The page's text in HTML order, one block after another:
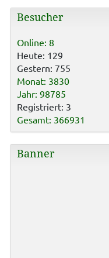
Besucher
Online: 8
Heute: 129
Gestern: 755
Monat: 3830
Jahr: 98785
Registriert: 3
Gesamt: 366931
Banner